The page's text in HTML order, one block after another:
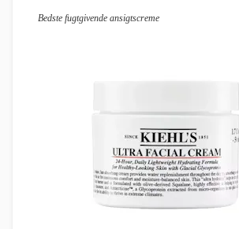
Bedste fugtgivende ansigtscreme